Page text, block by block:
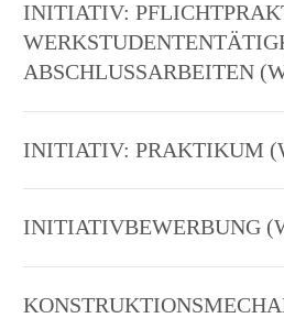
INITIATIV:
ABSCHLUSSARBEITEN
INITIATIV: PRAKTIKUM
INITIATIVBEWERBUNG